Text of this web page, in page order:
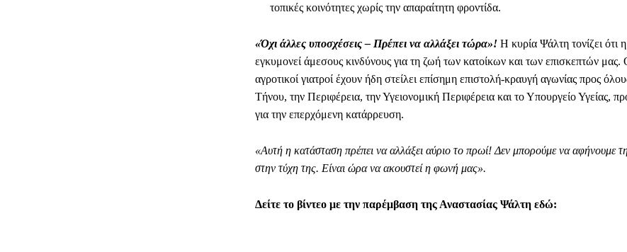
τοπικές κοινότητες χωρίς την απαραίτητη φροντίδα.
«Όχι άλλες υποσχέσεις – Πρέπει να αλλάξει τώρα»! Η κυρία Ψάλτη τονίζει ότι
εγκυμονεί άμεσους κινδύνους για τη ζωή των κατοίκων και των επισκεπτών μας.
αγροτικοί γιατροί έχουν ήδη στείλει επίσημη επιστολή-κραυγή αγωνίας προς
Τήνου, την Περιφέρεια, την Υγειονομική Περιφέρεια και το Υπουργείο Υγείας,
για την επερχόμενη κατάρρευση.
«Αυτή η κατάσταση πρέπει να αλλάξει αύριο το πρωί! Δεν μπορούμε να αφήνουμε
στην τύχη της. Είναι ώρα να ακουστεί η φωνή μας».
Δείτε το βίντεο με την παρέμβαση της Αναστασίας Ψάλτη εδώ: